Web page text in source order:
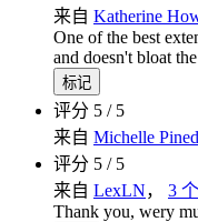
来自 Katherine
One of the best
and doesn't bloat
标记
评分 5 / 5
来自 Michelle
评分 5 / 5
来自 LexLN， 3
Thank you, wery